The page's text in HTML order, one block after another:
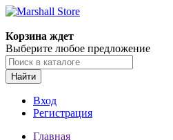
Корзина ждет
Выберите любое предложение
Найти
Вход
Регистрация
Главная